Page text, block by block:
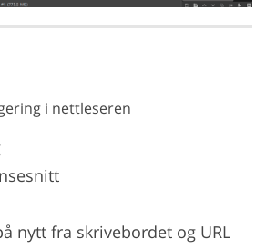
i nettleseren
nytt fra skrivebordet og URL